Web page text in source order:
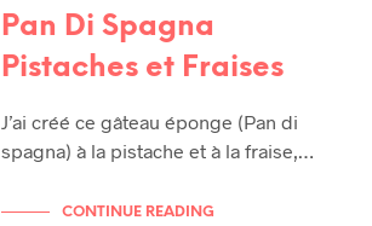
Pan Di Spagna
Pistaches et Fraises
J’ai créé ce gâteau éponge (Pan di
spagna) à la pistache et à la fraise,…
CONTINUE READING